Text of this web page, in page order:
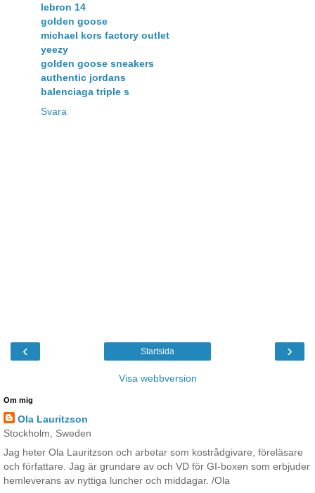
lebron 14
golden goose
michael kors factory outlet
yeezy
golden goose sneakers
authentic jordans
balenciaga triple s
Svara
‹ ›
Startsida
Visa webbversion
Om mig
Ola Lauritzson
Stockholm, Sweden
Jag heter Ola Lauritzson och arbetar som kostrådgivare, föreläsare
och författare. Jag är grundare av och VD för GI-boxen som erbjuder
hemleverans av nyttiga luncher och middagar. /Ola